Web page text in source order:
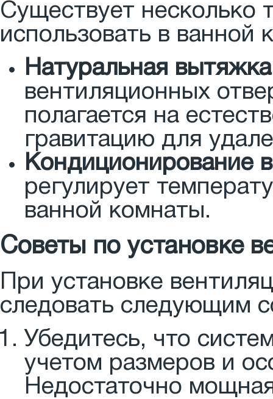
Существует несколько
использовать в ванной
Натуральная вытяжка
вентиляционных
полагается на
гравитацию для
Кондиционирование
регулирует
ванной комнаты.
Советы по установке
При установке
следовать следующим
Убедитесь, что
учетом размеров и
Недостаточно